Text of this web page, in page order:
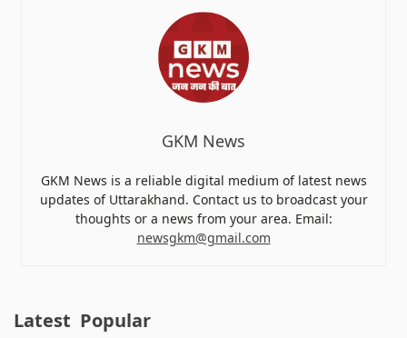
GKM News
GKM News is a reliable digital medium of latest news
updates of Uttarakhand. Contact us to broadcast your
thoughts or a news from your area. Email:
newsgkm@gmail.com
Latest Popular